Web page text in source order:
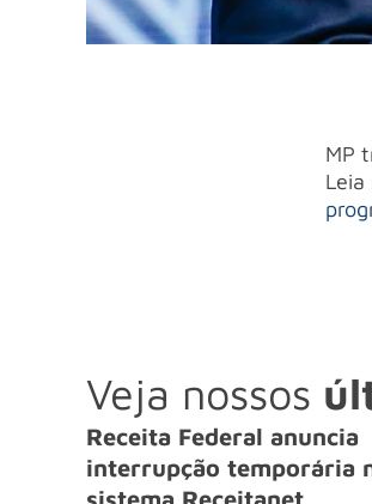
MP
Leia
Veja nossos
Receita Federal anuncia
interrupção temporária